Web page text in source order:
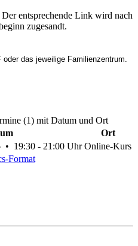
entsprechende Link wird nach
zugesandt.
oder das jeweilige Familienzentrum.
(1) mit Datum und Ort
Ort
• 19:30 - 21:00 Uhr Online-Kurs
Format